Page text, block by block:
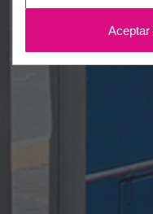
Aceptar